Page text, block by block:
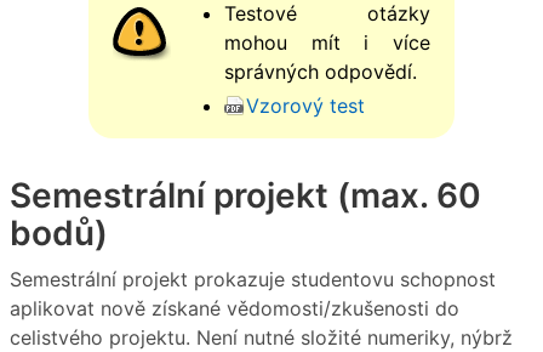
Testové otázky
mohou mít i více
správných odpovědí.
Vzorový test
Semestrální projekt (max. 60
bodů)
Semestrální projekt prokazuje studentovu schopnost
aplikovat nově získané vědomosti/zkušenosti do
celistvého projektu. Není nutné složité numeriky, nýbrž